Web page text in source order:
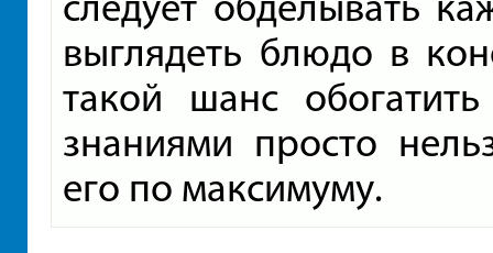
выглядеть блюдо в
такой шанс
знаниями просто
его по максимуму.